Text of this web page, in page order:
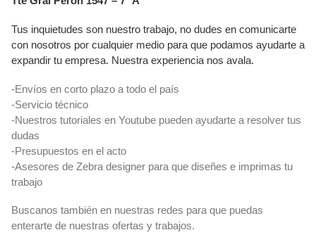
Tus inquietudes son nuestro trabajo, no dudes en comunicarte
con nosotros por cualquier medio para que podamos ayudarte a
expandir tu empresa. Nuestra experiencia nos avala.
-Envíos en corto plazo a todo el país
-Servicio técnico
-Nuestros tutoriales en Youtube pueden ayudarte a resolver tus
dudas
-Presupuestos en el acto
-Asesores de Zebra designer para que diseñes e imprimas tu
trabajo
Buscanos también en nuestras redes para que puedas
enterarte de nuestras ofertas y trabajos.